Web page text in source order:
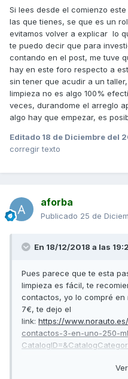
hablaron de cambiar la
precio de más de 600€,
sensor de temperatura y
único que no tengo ni idea
pieza, haber si entre todos
Si lees desde el comienzo
las que tienes, se que es un
evitamos volver a explicar lo
te puedo decir que para
contando en el post, me tuve
hay en este foro respecto a
sin tener que acudir a un
limpieza no es algo 100%
veces, durandome el arreglo
algo hay que empezar, es
Editado 18 de Diciembre del
corregir texto
aforba
Publicado 25 de
En 18/12/2018 a las
Pues parece que te esta
limpieza es fácil, te
contactos, yo lo compré en
7€, te dejo el
link: https://
contactos-3-en-uno-250-
desmontar el asiento y